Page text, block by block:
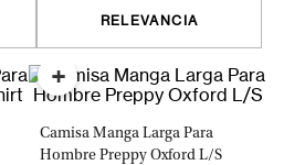
RELEVANCIA
+
Camisa Manga Larga Para
Hombre Preppy Oxford L/S